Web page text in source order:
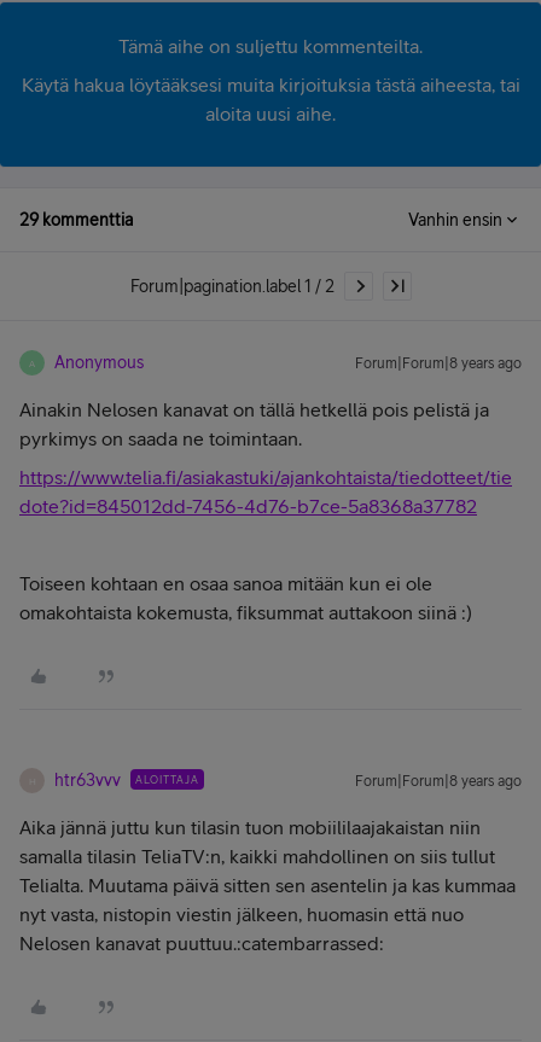
Tämä aihe on suljettu kommenteilta.
Käytä hakua löytääksesi muita kirjoituksia tästä aiheesta, tai
aloita uusi aihe.
29 kommenttia Vanhin ensin
Forum|pagination.label 1 / 2
A Anonymous Forum|Forum|8 years ago
Ainakin Nelosen kanavat on tällä hetkellä pois pelistä ja
pyrkimys on saada ne toimintaan.
https://www.telia.fi/asiakastuki/ajankohtaista/tiedotteet/tie
dote?id=845012dd-7456-4d76-b7ce-5a8368a37782
Toiseen kohtaan en osaa sanoa mitään kun ei ole
omakohtaista kokemusta, fiksummat auttakoon siinä :)
htr63vvv ALOITTAJA Forum|Forum|8 years ago
Aika jännä juttu kun tilasin tuon mobiililaajakaistan niin
samalla tilasin TeliaTV:n, kaikki mahdollinen on siis tullut
Telialta. Muutama päivä sitten sen asentelin ja kas kummaa
nyt vasta, nistopin viestin jälkeen, huomasin että nuo
Nelosen kanavat puuttuu.:catembarrassed: